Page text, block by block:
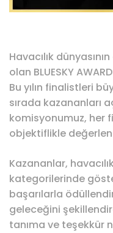
Havacılık
olan BLUESKY
Bu yılın finalistleri
sırada kazananları
komisyonumuz, her
objektiflikle
Kazananlar,
kategorilerinde
başarılarla
geleceğini
tanıma ve teşekkür